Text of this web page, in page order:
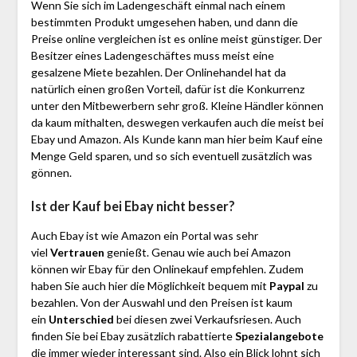
Wenn Sie sich im Ladengeschäft einmal nach einem
bestimmten Produkt umgesehen haben, und dann die
Preise online vergleichen ist es online meist günstiger. Der
Besitzer eines Ladengeschäftes muss meist eine
gesalzene Miete bezahlen. Der Onlinehandel hat da
natürlich einen großen Vorteil, dafür ist die Konkurrenz
unter den Mitbewerbern sehr groß. Kleine Händler können
da kaum mithalten, deswegen verkaufen auch die meist bei
Ebay und Amazon. Als Kunde kann man hier beim Kauf eine
Menge Geld sparen, und so sich eventuell zusätzlich was
gönnen.
Ist der Kauf bei Ebay nicht besser?
Auch Ebay ist wie Amazon ein Portal was sehr
viel Vertrauen genießt. Genau wie auch bei Amazon
können wir Ebay für den Onlinekauf empfehlen. Zudem
haben Sie auch hier die Möglichkeit bequem mit Paypal zu
bezahlen. Von der Auswahl und den Preisen ist kaum
ein Unterschied bei diesen zwei Verkaufsriesen. Auch
finden Sie bei Ebay zusätzlich rabattierteSpezialangebote
die immer wieder interessant sind. Also ein Blick lohnt sich